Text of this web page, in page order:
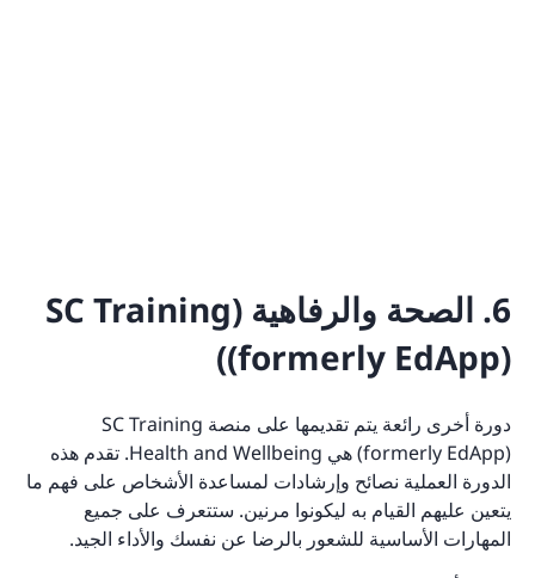
6. الصحة والرفاهية (SC Training
(formerly EdApp))
دورة أخرى رائعة يتم تقديمها على منصة SC Training
(formerly EdApp) هي Health and Wellbeing. تقدم هذه
الدورة العملية نصائح وإرشادات لمساعدة الأشخاص على فهم ما
يتعين عليهم القيام به ليكونوا مرنين. ستتعرف على جميع
المهارات الأساسية للشعور بالرضا عن نفسك والأداء الجيد.